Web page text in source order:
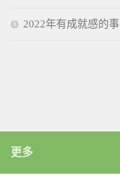
2022年有成就感的事
更多